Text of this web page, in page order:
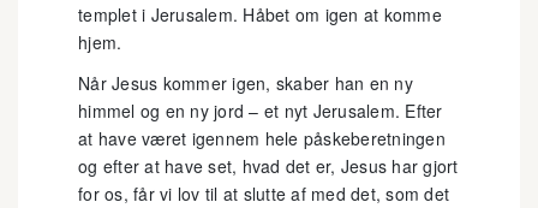
templet i Jerusalem. Håbet om igen at komme
hjem.
Når Jesus kommer igen, skaber han en ny
himmel og en ny jord – et nyt Jerusalem. Efter
at have været igennem hele påskeberetningen
og efter at have set, hvad det er, Jesus har gjort
for os, får vi lov til at slutte af med det, som det